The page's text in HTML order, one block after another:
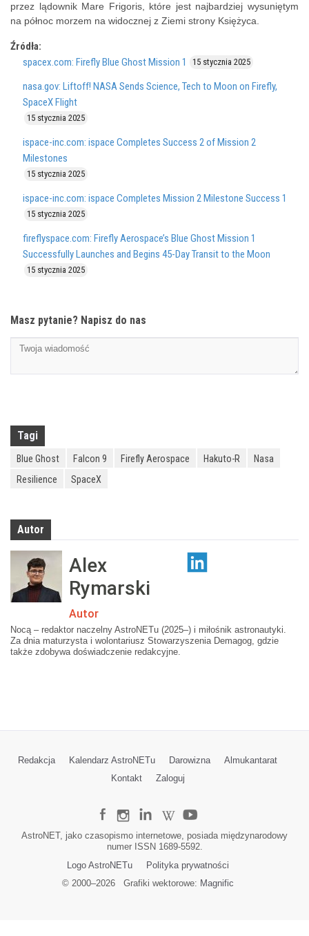
przez lądownik Mare Frigoris, które jest najbardziej wysuniętym
na północ morzem na widocznej z Ziemi strony Księżyca.
Źródła:
spacex.com: Firefly Blue Ghost Mission 1
15 stycznia 2025
nasa.gov: Liftoff! NASA Sends Science, Tech to Moon on Firefly,
SpaceX Flight
15 stycznia 2025
ispace-inc.com: ispace Completes Success 2 of Mission 2
Milestones
15 stycznia 2025
ispace-inc.com: ispace Completes Mission 2 Milestone Success 1
15 stycznia 2025
fireflyspace.com: Firefly Aerospace’s Blue Ghost Mission 1
Successfully Launches and Begins 45-Day Transit to the Moon
15 stycznia 2025
Masz pytanie? Napisz do nas
Tagi
Blue Ghost Falcon 9 Firefly Aerospace Hakuto-R
Nasa
Resilience
SpaceX
Autor
Alex
Rymarski
Autor
Nocą – redaktor naczelny AstroNETu (2025–) i miłośnik astronautyki.
Za dnia maturzysta i wolontariusz Stowarzyszenia Demagog, gdzie
także zdobywa doświadczenie redakcyjne.
Redakcja Kalendarz AstroNETu Darowizna
Almukantarat
Kontakt
Zaloguj
AstroNET, jako czasopismo internetowe, posiada międzynarodowy
numer ISSN 1689-5592.
Logo AstroNETu
Polityka prywatności
© 2000–2026Grafiki wektorowe: Magnific